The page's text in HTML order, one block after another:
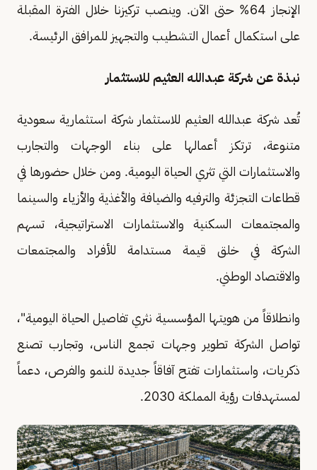
الإنجاز 64% حتى الآن. وينصب تركيزنا خلال الفترة المقبلة
على استكمال أعمال التشطيب والتجهيز للمرافق الرئيسة.
نبذة عن شركة عبدالله العثيم للاستثمار
تُعد شركة عبدالله العثيم للاستثمار شركة استثمارية سعودية
متنوعة، ترتكز أعمالها على بناء الوجهات والتجارب
والاستثمارات التي تثري الحياة اليومية. ومن خلال حضورها في
قطاعات التجزئة والترفيه والضيافة والأغذية والأزياء والسينما
والمجتمعات السكنية والاستثمارات الاستراتيجية، تسهم
الشركة في خلق قيمة مستدامة للأفراد والمجتمعات
والاقتصاد الوطني.
وانطلاقاً من هويتها المؤسسية نثري تفاصيل الحياة اليومية"،
تواصل الشركة تطوير وجهات تجمع الناس، وتجارب تصنع
ذكريات، واستثمارات تفتح آفاقاً جديدة للنمو والفرص، دعماً
لمستهدفات رؤية المملكة 2030.